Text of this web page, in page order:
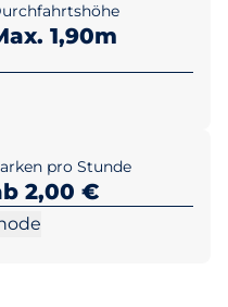
1,90m
pro Stunde
2,00 €